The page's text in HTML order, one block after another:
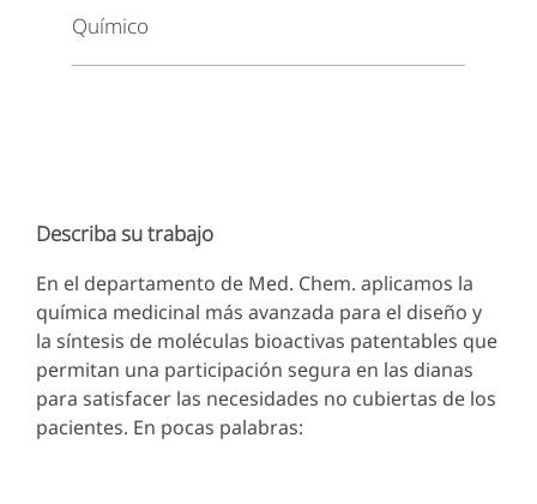
Químico
Describa su trabajo
En el departamento de Med. Chem. aplicamos la
química medicinal más avanzada para el diseño y
la síntesis de moléculas bioactivas patentables que
permitan una participación segura en las dianas
para satisfacer las necesidades no cubiertas de los
pacientes. En pocas palabras: